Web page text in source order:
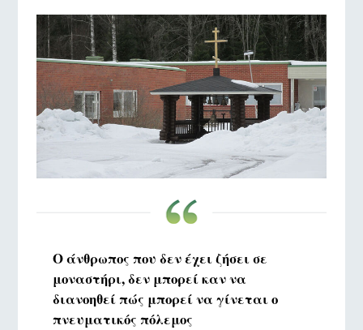
Ο άνθρωπος που δεν έχει ζήσει σε
μοναστήρι, δεν μπορεί καν να
διανοηθεί πώς μπορεί να γίνεται ο
πνευματικός πόλεμος